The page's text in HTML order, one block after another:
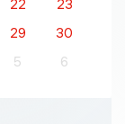
22
23
29
30
5 6